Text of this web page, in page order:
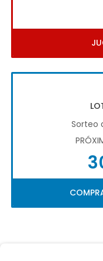
Sorteo